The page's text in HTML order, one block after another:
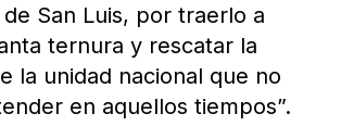
San Luis, por traerlo a
ternura y rescatar la
la unidad nacional que no
en aquellos tiempos”.